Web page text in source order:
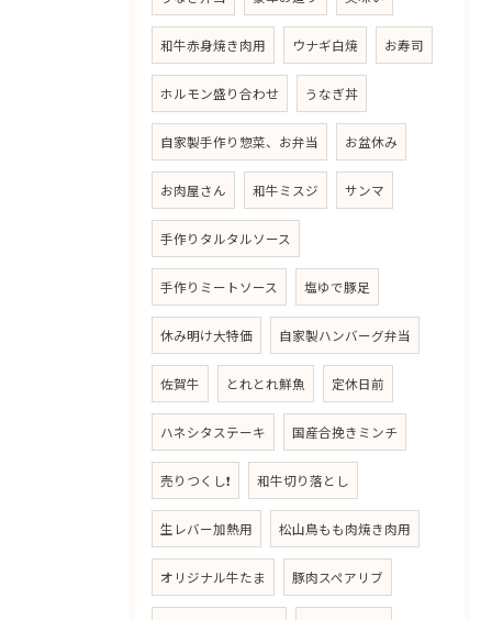
和牛赤身焼き肉用 ウナギ白焼 お寿司
ホルモン盛り合わせ うなぎ丼
自家製手作り惣菜、お弁当 お盆休み
お肉屋さん 和牛ミスジ サンマ
手作りタルタルソース
手作りミートソース 塩ゆで豚足
休み明け大特価 自家製ハンバーグ弁当
佐賀牛 とれとれ鮮魚 定休日前
ハネシタステーキ 国産合挽きミンチ
売りつくし❗ 和牛切り落とし
生レバー加熱用 松山鳥もも肉焼き肉用
オリジナル牛たま 豚肉スペアリブ